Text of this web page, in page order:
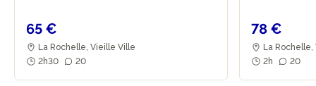
65 €
La Rochelle, Vieille Ville
2h30
20
78 €
La
2h
20